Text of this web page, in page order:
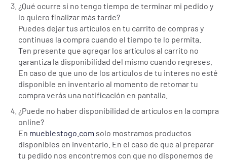
¿Qué ocurre si no tengo tiempo de terminar mi pedido y
lo quiero finalizar más tarde?
Puedes dejar tus artículos en tu carrito de compras y
continuas la compra cuando el tiempo te lo permita.
Ten presente que agregar los artículos al carrito no
garantiza la disponibilidad del mismo cuando regreses.
En caso de que uno de los artículos de tu interes no esté
disponible en inventario al momento de retomar tu
compra verás una notificación en pantalla.
¿Puede no haber disponibilidad de artículos en la compra
online?
En mueblestogo.com solo mostramos productos
disponibles en inventario. En el caso de que al preparar
tu pedido nos encontremos con que no disponemos de